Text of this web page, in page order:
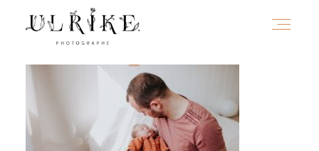
HOME
A PROPOS